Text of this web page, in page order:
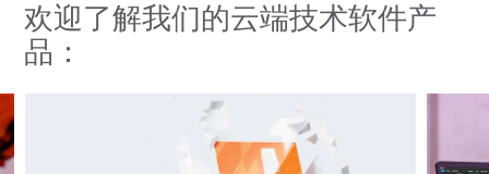
欢迎了解我们的云端技术软件产
品：